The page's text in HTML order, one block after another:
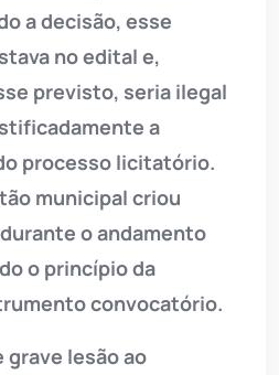
a decisão, esse
no edital e,
previsto, seria ilegal
a
processo licitatório.
municipal criou
o andamento
o princípio da
convocatório.
grave lesão ao